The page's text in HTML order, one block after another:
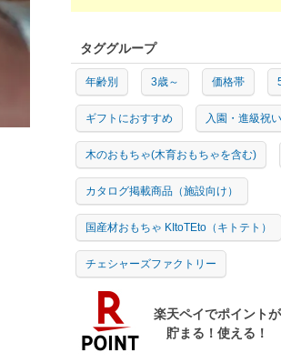
タググループ
年齢別 3歳～ 価格帯
ギフトにおすすめ 入園・進級祝い
木のおもちゃ(木育おもちゃを含む)
カタログ掲載商品（施設向け）
国産材おもちゃ KItoTEto（キトテト）
チェシャーズファクトリー